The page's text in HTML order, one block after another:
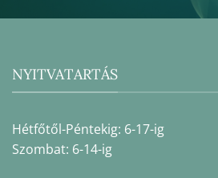
NYITVATARTÁS
Hétfőtől-Péntekig: 6-17-ig
Szombat: 6-14-ig